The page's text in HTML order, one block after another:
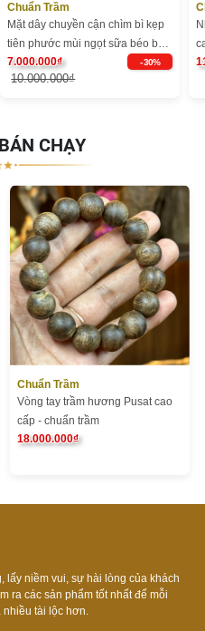
Chuẩn Trầm
Mặt dây chuyền cận chìm bì kẹp
tiên phước mùi ngọt sữa béo bọc
vàng - Chuẩn Trầm
7.000.000₫
10.000.000₫
- 30%
CHẠY
Chuẩn Trầm
Vòng tay trầm hương Pusat cao
cấp - chuẩn trầm
18.000.000₫
lấy niềm vui, sự hài lòng của khách
ra các sản phẩm tốt nhất để mỗi
nhiều tài lộc hơn.